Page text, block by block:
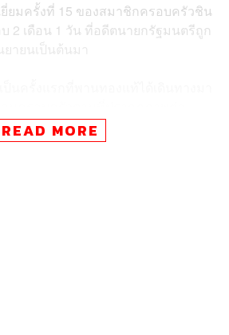
ยี่ยมครั้งที่ 15 ของสมาชิกครอบครัวชิน
2 เดือน 1 วัน ที่อดีตนายกรัฐมนตรีถูก
ายนเป็นต้นมา
READ MORE